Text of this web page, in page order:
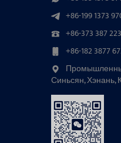
+86-199 1373
+86-373 387
+86-182 3877
Синьсян, Хэнань,